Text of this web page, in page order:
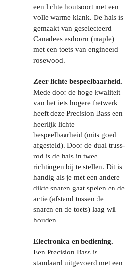
een lichte houtsoort met een
volle warme klank. De hals is
gemaakt van geselecteerd
Canadees esdoorn (maple)
met een toets van engineerd
rosewood.
Zeer lichte bespeelbaarheid.
Mede door de hoge kwaliteit
van het iets hogere fretwerk
heeft deze Precision Bass een
heerlijk lichte
bespeelbaarheid (mits goed
afgesteld). Door de dual truss-
rod is de hals in twee
richtingen bij te stellen. Dit is
handig als je met een andere
dikte snaren gaat spelen en de
actie (afstand tussen de
snaren en de toets) laag wil
houden.
Electronica en bediening.
Een Precision Bass is
standaard uitgevoerd met een